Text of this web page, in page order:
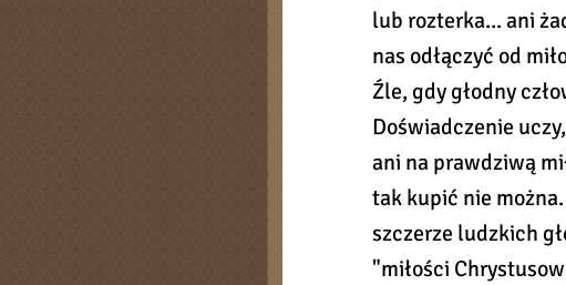
lub rozterka... ani
nas odłączyć od
Źle, gdy głodny
Doświadczenie
ani na prawdziwą
tak kupić nie
szczerze ludzkich
"miłości